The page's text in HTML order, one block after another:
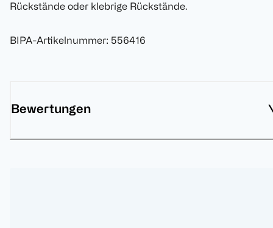
Rückstände oder klebrige Rückstände.
BIPA-Artikelnummer: 556416
Bewertungen